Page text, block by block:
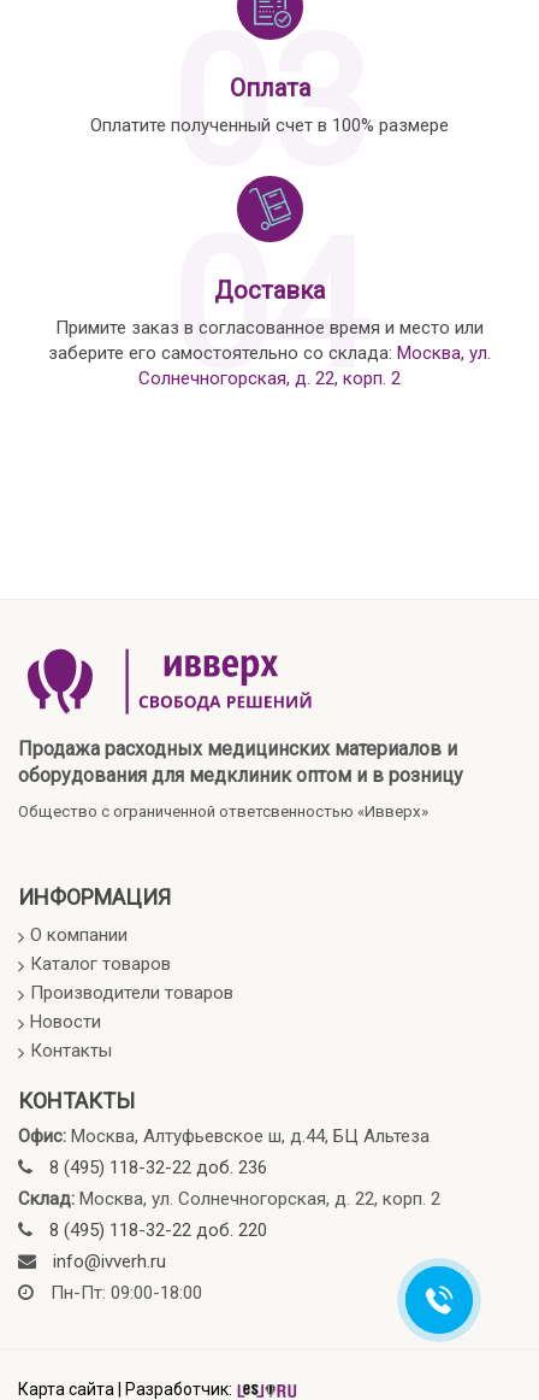
03
Оплата
Оплатите полученный счет в 100% размере
04
Доставка
Примите заказ в согласованное время и место или
заберите его самостоятельно со склада: Москва, ул.
Солнечногорская, д. 22, корп. 2
Продажа расходных медицинских материалов и
оборудования для медклиник оптом и в розницу
Общество с ограниченной ответсвенностью «Ивверх»
ИНФОРМАЦИЯ
О компании
Каталог товаров
Производители товаров
Новости
Контакты
КОНТАКТЫ
Офис: Москва, Алтуфьевское ш, д.44, БЦ Альтеза
8 (495) 118-32-22 доб. 236
Склад: Москва, ул. Солнечногорская, д. 22, корп. 2
8 (495) 118-32-22 доб. 220
info@ivverh.ru
Пн-Пт: 09:00-18:00
Карта сайта Разработчик: